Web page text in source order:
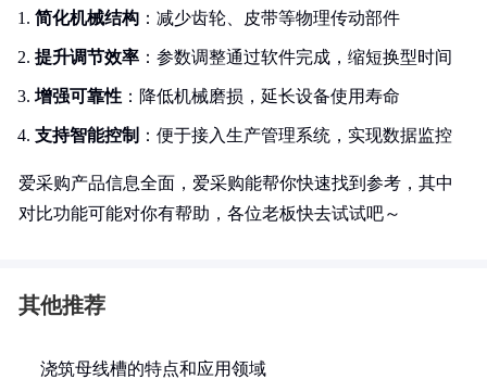
简化机械结构 ：减少齿轮、皮带等物理传动部件
提升调节效率 ：参数调整通过软件完成，缩短换型时间
增强可靠性 ：降低机械磨损，延长设备使用寿命
支持智能控制 ：便于接入生产管理系统，实现数据监控
爱采购产品信息全面，爱采购能帮你快速找到参考，其中
对比功能可能对你有帮助，各位老板快去试试吧～
其他推荐
浇筑母线槽的特点和应用领域